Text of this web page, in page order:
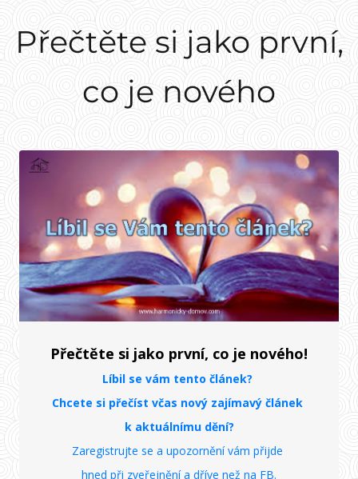
Přečtěte si jako první,
co je nového
Přečtěte si jako první, co je nového!
Líbil se vám tento článek?
Chcete si přečíst včas nový zajímavý článek
k aktuálnímu dění?
Zaregistrujte se a upozornění vám přijde
hned při zveřejněnía dříve než na FB.